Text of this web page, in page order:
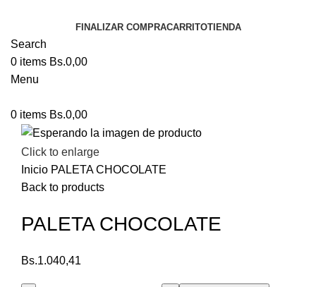
FINALIZAR COMPRACARRITOTIENDA
Search
0 items Bs.0,00
Menu
0 items Bs.0,00
Click to enlarge
Inicio PALETA CHOCOLATE
Back to products
PALETA CHOCOLATE
Bs.1.040,41